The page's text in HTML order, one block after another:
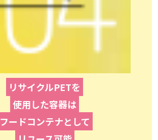
リサイクルPETを
使用した容器は
フードコンテナとして